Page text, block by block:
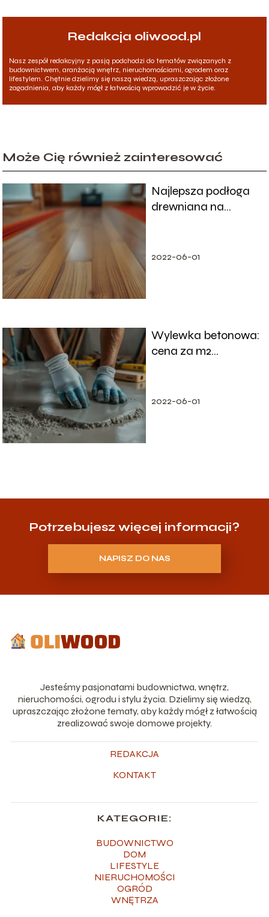
Redakcja oliwood.pl
Nasz zespół redakcyjny z pasją podchodzi do tematów związanych z
budownictwem, aranżacją wnętrz, nieruchomościami, ogrodem oraz
lifestylem. Chętnie dzielimy się naszą wiedzą, upraszczając złożone
zagadnienia, aby każdy mógł z łatwością wprowadzić je w życie.
Może Cię również zainteresować
Najlepsza podłoga
drewniana na
warto wiedzieć?
2022-06-01
Wylewka betonowa:
cena za m2
wiedzieć?
2022-06-01
Potrzebujesz więcej informacji?
NAPISZ DO NAS
Jesteśmy pasjonatami budownictwa, wnętrz,
nieruchomości, ogrodu i stylu życia. Dzielimy się wiedzą,
upraszczając złożone tematy, aby każdy mógł z łatwością
zrealizować swoje domowe projekty.
REDAKCJA
KONTAKT
KATEGORIE:
BUDOWNICTWO
DOM
LIFESTYLE
NIERUCHOMOŚCI
OGRÓD
WNĘTRZA